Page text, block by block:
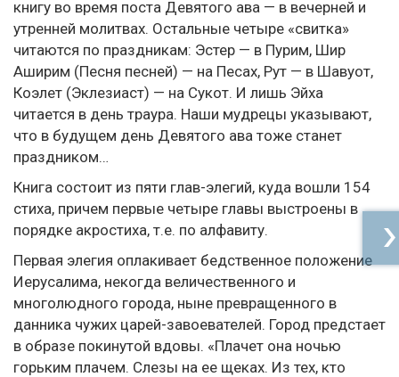
книгу во время поста Девятого ава — в вечерней и
утренней молитвах. Остальные четыре «свитка»
читаются по праздникам: Эстер — в Пурим, Шир
Аширим (Песня песней) — на Песах, Рут — в Шавуот,
Коэлет (Эклезиаст) — на Сукот. И лишь Эйха
читается в день траура. Наши мудрецы указывают,
что в будущем день Девятого ава тоже станет
праздником…
Книга состоит из пяти глав-элегий, куда вошли 154
стиха, причем первые четыре главы выстроены в
порядке акростиха, т.е. по алфавиту.
Первая элегия оплакивает бедственное положение
Иерусалима, некогда величественного и
многолюдного города, ныне превращенного в
данника чужих царей-завоевателей. Город предстает
в образе покинутой вдовы. «Плачет она ночью
горьким плачем. Слезы на ее щеках. Из тех, кто